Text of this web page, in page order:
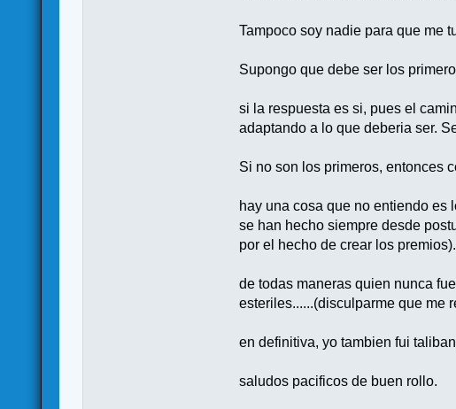
Tampoco soy nadie para que me
Supongo que debe ser los
si la respuesta es si, pues el
adaptando a lo que deberia ser.
Si no son los primeros, entonces
hay una cosa que no entiendo es
se han hecho siempre desde
por el hecho de crear los premios).
de todas maneras quien nunca
esteriles......(disculparme que me
en definitiva, yo tambien fui
saludos pacificos de buen rollo.